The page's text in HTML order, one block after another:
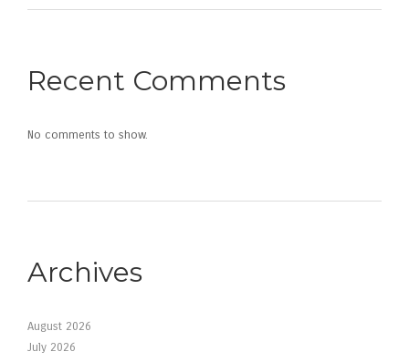
Recent Comments
No comments to show.
Archives
August 2026
July 2026